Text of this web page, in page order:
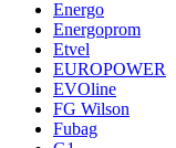
Energo
Energoprom
Etvel
EUROPOWER
EVOline
FG Wilson
Fubag